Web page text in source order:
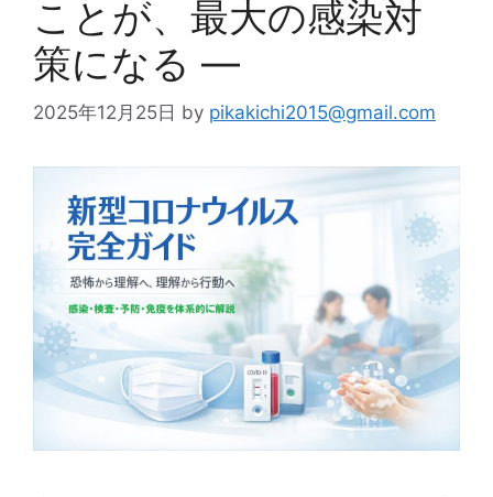
ことが、最大の感染対
策になる ―
2025年12月25日 by pikakichi2015@gmail.com